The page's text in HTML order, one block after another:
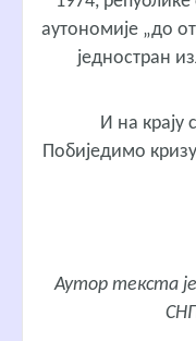
аутономије „до
једностран
И на крају
Побиједимо
Аутор текста